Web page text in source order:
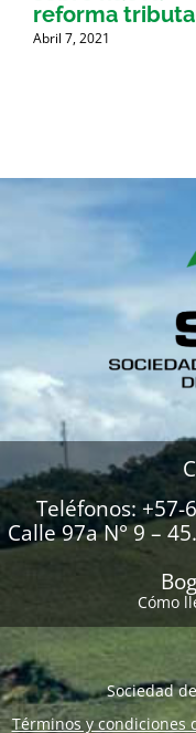
reforma
Abril 7, 2021
Teléfonos:
Calle 97a N° 9 –
Cómo
Sociedad
Términos y condiciones